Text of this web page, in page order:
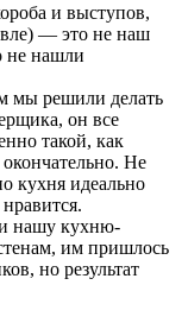
и выступов,
— это не наш
не нашли
мы решили делать
он все
такой, как
Не
кухня идеально
нашу кухню-
им пришлось
но результат